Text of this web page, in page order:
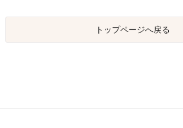
トップページへ戻る